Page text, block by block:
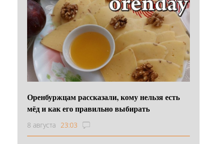
Оренбуржцам рассказали, кому нельзя есть
мёд и как его правильно выбирать
8 августа 23:03